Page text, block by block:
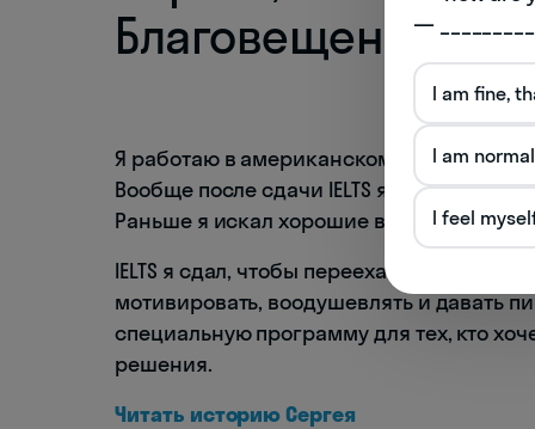
Благовещенска
Я работаю в американском медицинском
Вообще после сдачи IELTS я стал
Раньше я искал хорошие вакансии, а
IELTS я сдал, чтобы переехать в Канаду.
мотивировать, воодушевлять и давать
специальную программу для тех, кто
решения.
Читать историю Сергея
— _________
I am fine,
I am
I feel